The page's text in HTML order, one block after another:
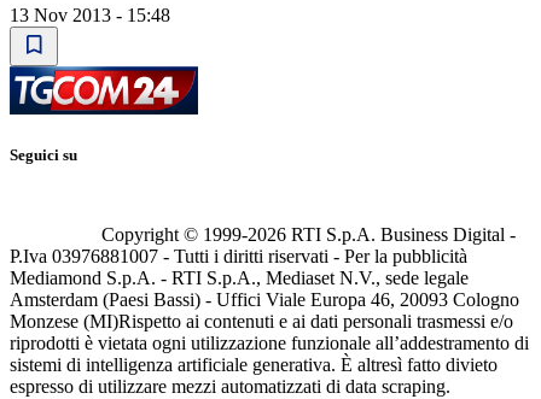
13 Nov 2013 - 15:48
Seguici su
Copyright © 1999-2026 RTI S.p.A. Business Digital -
P.Iva 03976881007 - Tutti i diritti riservati - Per la pubblicità
Mediamond S.p.A. - RTI S.p.A., Mediaset N.V., sede legale
Amsterdam (Paesi Bassi) - Uffici Viale Europa 46, 20093 Cologno
Monzese (MI)Rispetto ai contenuti e ai dati personali trasmessi e/o
riprodotti è vietata ogni utilizzazione funzionale all’addestramento di
sistemi di intelligenza artificiale generativa. È altresì fatto divieto
espresso di utilizzare mezzi automatizzati di data scraping.